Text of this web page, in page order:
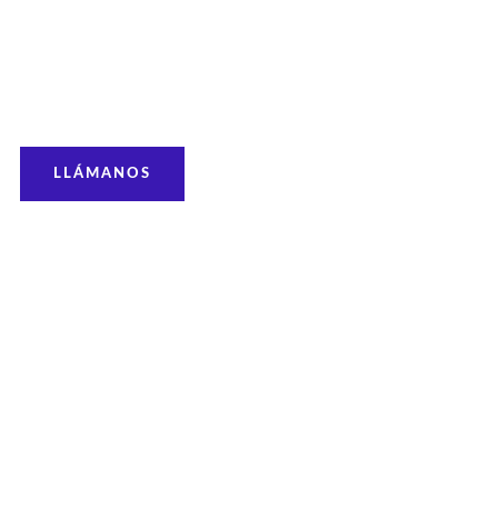
LLÁMANOS